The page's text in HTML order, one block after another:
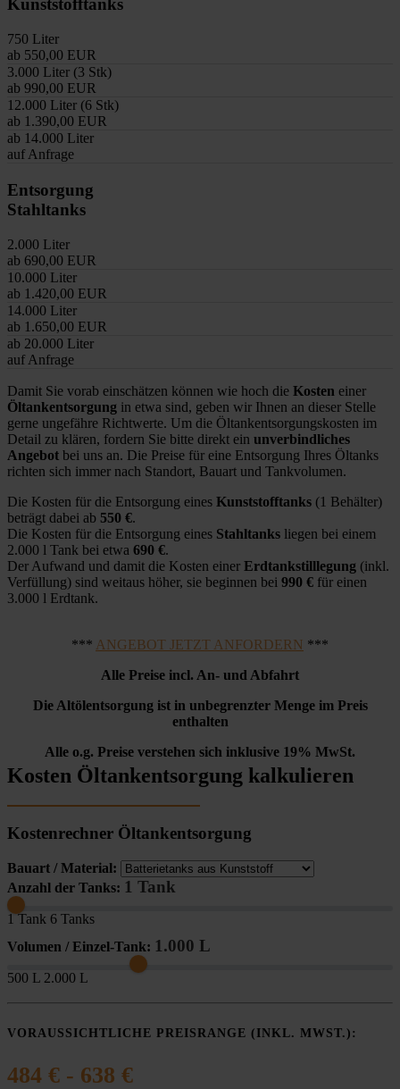
Kunststofftanks
750 Liter
ab 550,00 EUR
3.000 Liter (3 Stk)
ab 990,00 EUR
12.000 Liter (6 Stk)
ab 1.390,00 EUR
ab 14.000 Liter
auf Anfrage
Entsorgung
Stahltanks
2.000 Liter
ab 690,00 EUR
10.000 Liter
ab 1.420,00 EUR
14.000 Liter
ab 1.650,00 EUR
ab 20.000 Liter
auf Anfrage
Damit Sie vorab einschätzen können wie hoch die Kosten einer
Öltankentsorgung in etwa sind, geben wir Ihnen an dieser Stelle
gerne ungefähre Richtwerte. Um die Öltankentsorgungskosten im
Detail zu klären, fordern Sie bitte direkt ein unverbindliches
Angebot bei uns an. Die Preise für eine Entsorgung Ihres Öltanks
richten sich immer nach Standort, Bauart und Tankvolumen.
Die Kosten für die Entsorgung eines Kunststofftanks (1 Behälter)
beträgt dabei ab 550 €.
Die Kosten für die Entsorgung eines Stahltanks liegen bei einem
2.000 l Tank bei etwa 690 €.
Der Aufwand und damit die Kosten einer Erdtankstilllegung (inkl.
Verfüllung) sind weitaus höher, sie beginnen bei 990 € für einen
3.000 l Erdtank.
*** ANGEBOT JETZT ANFORDERN ***
Alle Preise incl. An- und Abfahrt
Die Altölentsorgung ist in unbegrenzter Menge im Preis
enthalten
Alle o.g. Preise verstehen sich inklusive 19% MwSt.
Kosten Öltankentsorgung kalkulieren
Kostenrechner Öltankentsorgung
Bauart / Material:
Anzahl der Tanks: 1 Tank
1 Tank 6 Tanks
Volumen / Einzel-Tank: 1.000 L
500 L 2.000 L
VORAUSSICHTLICHE PREISRANGE (INKL. MWST.):
484 € - 638 €